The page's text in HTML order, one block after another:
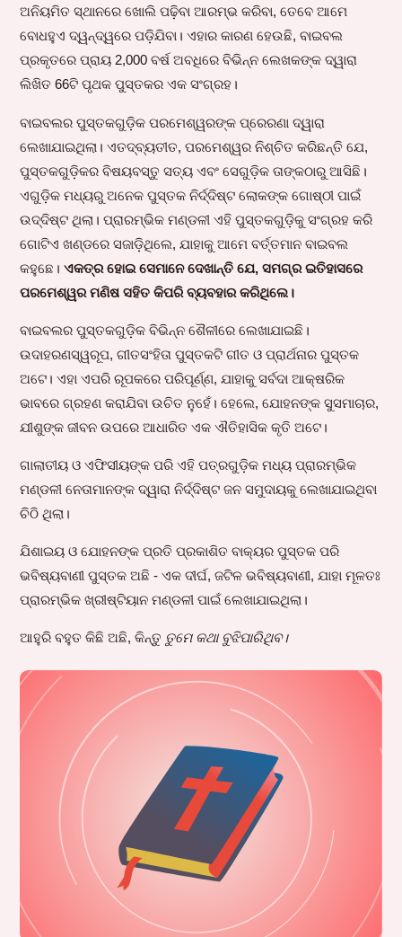
ଅନିୟମିତ ସ୍ଥାନରେ ଖୋଲି ପଢ଼ିବା ଆରମ୍ଭ କରିବା, ତେବେ ଆମେ
ବୋଧହୁଏ ଦ୍ୱନ୍ଦ୍ୱରେ ପଡ଼ିଯିବା। ଏହାର କାରଣ ହେଉଛି, ବାଇବଲ
ପ୍ରକୃତରେ ପ୍ରାୟ 2,000 ବର୍ଷ ଅବଧିରେ ବିଭିନ୍ନ ଲେଖକଙ୍କ ଦ୍ୱାରା
ଲିଖିତ 66ଟି ପୃଥକ ପୁସ୍ତକର ଏକ ସଂଗ୍ରହ।
ବାଇବଲର ପୁସ୍ତକଗୁଡ଼ିକ ପରମେଶ୍ୱରଙ୍କ ପ୍ରେରଣା ଦ୍ୱାରା
ଲେଖାଯାଇଥିଲା। ଏତଦ୍‌ବ୍ୟତୀତ, ପରମେଶ୍ୱର ନିଶ୍ଚିତ କରିଛନ୍ତି ଯେ,
ପୁସ୍ତକଗୁଡ଼ିକର ବିଷୟବସ୍ତୁ ସତ୍ୟ ଏବଂ ସେଗୁଡ଼ିକ ତାଙ୍କଠାରୁ ଆସିଛି।
ଏଗୁଡ଼ିକ ମଧ୍ୟରୁ ଅନେକ ପୁସ୍ତକ ନିର୍ଦ୍ଦିଷ୍ଟ ଲୋକଙ୍କ ଗୋଷ୍ଠୀ ପାଇଁ
ଉଦ୍ଦିଷ୍ଟ ଥିଲା। ପ୍ରାରମ୍ଭିକ ମଣ୍ଡଳୀ ଏହି ପୁସ୍ତକଗୁଡ଼ିକୁ ସଂଗ୍ରହ କରି
ଗୋଟିଏ ଖଣ୍ଡରେ ସଜାଡ଼ିଥିଲେ, ଯାହାକୁ ଆମେ ବର୍ତ୍ତମାନ ବାଇବଲ
କହୁଛେ।ଏକତ୍ର ହୋଇ ସେମାନେ ଦେଖାନ୍ତି ଯେ, ସମଗ୍ର ଇତିହାସରେ
ପରମେଶ୍ୱର ମଣିଷ ସହିତ କିପରି ବ୍ୟବହାର କରିଥିଲେ।
ବାଇବଲର ପୁସ୍ତକଗୁଡ଼ିକ ବିଭିନ୍ନ ଶୈଳୀରେ ଲେଖାଯାଇଛି।
ଉଦାହରଣସ୍ୱରୂପ, ଗୀତସଂହିତା ପୁସ୍ତକଟି ଗୀତ ଓ ପ୍ରାର୍ଥନାର ପୁସ୍ତକ
ଅଟେ। ଏହା ଏପରି ରୂପକରେ ପରିପୂର୍ଣ୍ଣ, ଯାହାକୁ ସର୍ବଦା ଆକ୍ଷରିକ
ଭାବରେ ଗ୍ରହଣ କରାଯିବା ଉଚିତ ନୁହେଁ। ହେଲେ, ଯୋହନଙ୍କ ସୁସମାଚାର,
ଯୀଶୁଙ୍କ ଜୀବନ ଉପରେ ଆଧାରିତ ଏକ ଐତିହାସିକ କୃତି ଅଟେ।
ଗାଲାତୀୟ ଓ ଏଫିସୀୟଙ୍କ ପରି ଏହି ପତ୍ରଗୁଡ଼ିକ ମଧ୍ୟ ପ୍ରାରମ୍ଭିକ
ମଣ୍ଡଳୀ ନେତାମାନଙ୍କ ଦ୍ୱାରା ନିର୍ଦ୍ଦିଷ୍ଟ ଜନ ସମୁଦାୟକୁ ଲେଖାଯାଇଥିବା
ଚିଠି ଥିଲା।
ଯିଶାଇୟ ଓ ଯୋହନଙ୍କ ପ୍ରତି ପ୍ରକାଶିତ ବାକ୍ୟର ପୁସ୍ତକ ପରି
ଭବିଷ୍ୟବାଣୀ ପୁସ୍ତକ ଅଛି - ଏକ ଦୀର୍ଘ, ଜଟିଳ ଭବିଷ୍ୟବାଣୀ, ଯାହା ମୂଳତଃ
ପ୍ରାରମ୍ଭିକ ଖ୍ରୀଷ୍ଟିୟାନ ମଣ୍ଡଳୀ ପାଇଁ ଲେଖାଯାଇଥିଲା।
ଆହୁରି ବହୁତ କିଛି ଅଛି, କିନ୍ତୁ ତୁମେ କଥା ବୁଝିପାରିଥିବ।